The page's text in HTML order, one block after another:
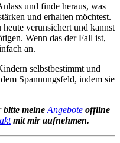
und finde heraus, was
und erhalten möchtest.
verunsichert und kannst
Wenn das der Fall ist,
an.
selbstbestimmt und
Spannungsfeld, indem sie
bitte meine Angebote offline
mit mir aufnehmen.